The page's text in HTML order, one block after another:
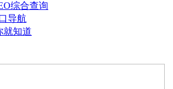
综合查询
导航
就知道